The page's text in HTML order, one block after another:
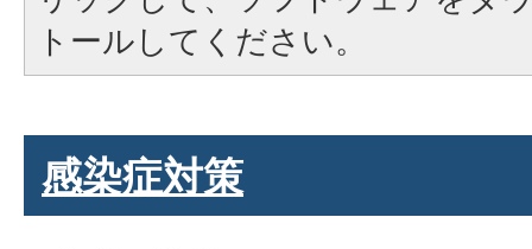
トールしてください。
感染症対策